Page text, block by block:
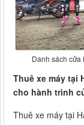
Danh sách cửa
Thuê xe máy tại
cho hành trình
Thuê xe máy tại